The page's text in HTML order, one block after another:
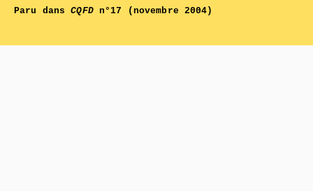
Paru dansCQFDn°17 (novembre 2004)